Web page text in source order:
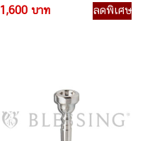
Plated ปากเป่าเมลโลโฟน
1,600 บาท ลดพิเศษ